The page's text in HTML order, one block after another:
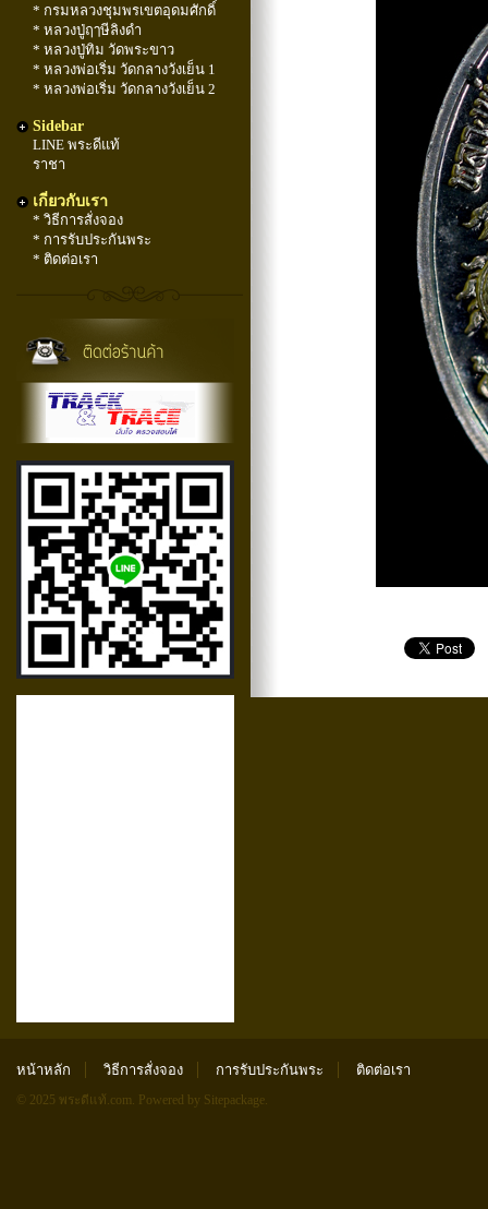
* กรมหลวงชุมพรเขตอุดมศักดิ์
* หลวงปู่ฤๅษีลิงดำ
* หลวงปู่ทิม วัดพระขาว
* หลวงพ่อเริ่ม วัดกลางวังเย็น 1
* หลวงพ่อเริ่ม วัดกลางวังเย็น 2
Sidebar
LINE พระดีแท้
ราชา
เกี่ยวกับเรา
* วิธีการสั่งจอง
* การรับประกันพระ
* ติดต่อเรา
หน้าหลัก วิธีการสั่งจอง การรับประกันพระ ติดต่อเรา
© 2025 พระดีแท้.com. Powered by Sitepackage.